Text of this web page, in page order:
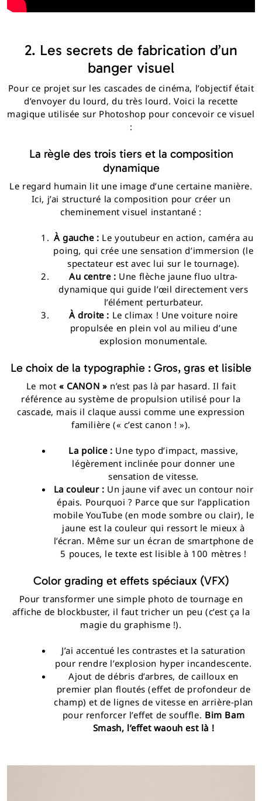
2. Les secrets de fabrication d’un
banger visuel
Pour ce projet sur les cascades de cinéma, l’objectif était
d’envoyer du lourd, du très lourd. Voici la recette
magique utilisée sur Photoshop pour concevoir ce visuel
:
La règle des trois tiers et la composition
dynamique
Le regard humain lit une image d’une certaine manière.
Ici, j’ai structuré la composition pour créer un
cheminement visuel instantané :
À gauche : Le youtubeur en action, caméra au
poing, qui crée une sensation d’immersion (le
spectateur est avec lui sur le tournage).
Au centre : Une flèche jaune fluo ultra-
dynamique qui guide l’œil directement vers
l’élément perturbateur.
À droite : Le climax ! Une voiture noire
propulsée en plein vol au milieu d’une
explosion monumentale.
Le choix de la typographie : Gros, gras et lisible
Le mot « CANON » n’est pas là par hasard. Il fait
référence au système de propulsion utilisé pour la
cascade, mais il claque aussi comme une expression
familière (« c’est canon ! »).
La police : Une typo d’impact, massive,
légèrement inclinée pour donner une
sensation de vitesse.
La couleur : Un jaune vif avec un contour noir
épais. Pourquoi ? Parce que sur l’application
mobile YouTube (en mode sombre ou clair), le
jaune est la couleur qui ressort le mieux à
l’écran. Même sur un écran de smartphone de
5 pouces, le texte est lisible à 100 mètres !
Color grading et effets spéciaux (VFX)
Pour transformer une simple photo de tournage en
affiche de blockbuster, il faut tricher un peu (c’est ça la
magie du graphisme !).
J’ai accentué les contrastes et la saturation
pour rendre l’explosion hyper incandescente.
Ajout de débris d’arbres, de cailloux en
premier plan floutés (effet de profondeur de
champ) et de lignes de vitesse en arrière-plan
pour renforcer l’effet de souffle. Bim Bam
Smash, l’effet waouh est là !